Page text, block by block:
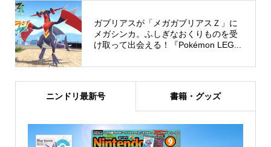
ガブリアスが「メガガブリアスＺ」に
メガシンカ。ふしぎなおくりものを受
け取って出会える！『Pokémon LEG...
ニンドリ最新号 書籍・グッズ